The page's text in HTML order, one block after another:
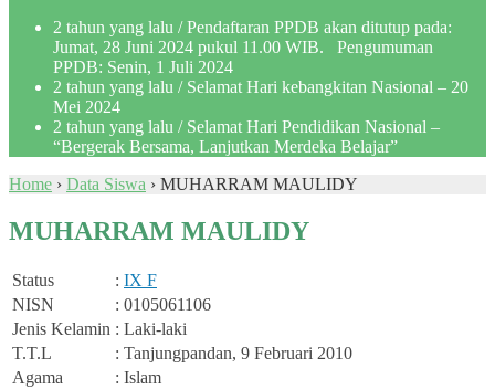
2 tahun yang lalu / Pendaftaran PPDB akan ditutup pada:
Jumat, 28 Juni 2024 pukul 11.00 WIB. Pengumuman
PPDB: Senin, 1 Juli 2024
2 tahun yang lalu / Selamat Hari kebangkitan Nasional – 20
Mei 2024
2 tahun yang lalu / Selamat Hari Pendidikan Nasional –
“Bergerak Bersama, Lanjutkan Merdeka Belajar”
Home › Data Siswa › MUHARRAM MAULIDY
MUHARRAM MAULIDY
Status : IX F
NISN
: 0105061106
Jenis Kelamin : Laki-laki
T.T.L
: Tanjungpandan, 9 Februari 2010
Agama
: Islam